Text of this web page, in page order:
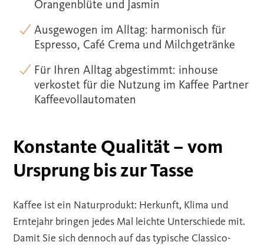
Orangenblüte und Jasmin
Ausgewogen im Alltag: harmonisch für
Espresso, Café Crema und Milchgetränke
Für Ihren Alltag abgestimmt: inhouse
verkostet für die Nutzung im Kaffee Partner
Kaffeevollautomaten
Konstante Qualität – vom
Ursprung bis zur Tasse
Kaffee ist ein Naturprodukt: Herkunft, Klima und
Erntejahr bringen jedes Mal leichte Unterschiede mit.
Damit Sie sich dennoch auf das typische Classico-